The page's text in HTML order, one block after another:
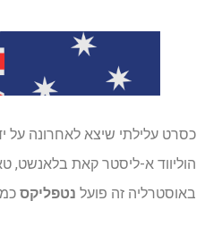
כסרט עלילתי שיצא לאחרונה על
הוליווד א-ליסטר קאת בלאנשט,
באוסטרליה זה פועל נטפליקס